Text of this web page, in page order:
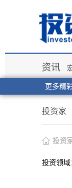
更多精
资讯
投资家
投资
投资领域